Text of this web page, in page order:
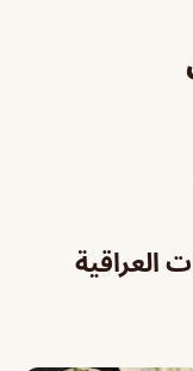
العراقية